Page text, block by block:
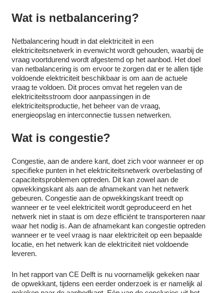
Wat is netbalancering?
Netbalancering houdt in dat elektriciteit in een
elektriciteitsnetwerk in evenwicht wordt gehouden, waarbij de
vraag voortdurend wordt afgestemd op het aanbod. Het doel
van netbalancering is om ervoor te zorgen dat er te allen tijde
voldoende elektriciteit beschikbaar is om aan de actuele
vraag te voldoen. Dit proces omvat het regelen van de
elektriciteitsstroom door aanpassingen in de
elektriciteitsproductie, het beheer van de vraag,
energieopslag en interconnectie tussen netwerken.
Wat is congestie?
Congestie, aan de andere kant, doet zich voor wanneer er op
specifieke punten in het elektriciteitsnetwerk overbelasting of
capaciteitsproblemen optreden. Dit kan zowel aan de
opwekkingskant als aan de afnamekant van het netwerk
gebeuren. Congestie aan de opwekkingskant treedt op
wanneer er te veel elektriciteit wordt geproduceerd en het
netwerk niet in staat is om deze efficiënt te transporteren naar
waar het nodig is. Aan de afnamekant kan congestie optreden
wanneer er te veel vraag is naar elektriciteit op een bepaalde
locatie, en het netwerk kan de elektriciteit niet voldoende
leveren.
In het rapport van CE Delft is nu voornamelijk gekeken naar
de opwekkant, tijdens een eerder onderzoek is er namelijk al